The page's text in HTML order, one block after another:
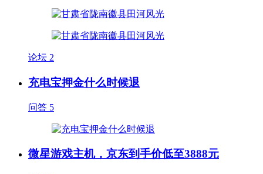
论坛 2
充电宝押金什么时候退
问答 5
微星游戏主机，京东到手价低至3888元